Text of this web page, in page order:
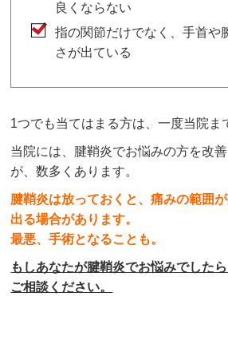
良くならない
指の関節だけでなく、手首や
さが出ている
1つでも当てはまる方は、一度当院ま
当院には、腱鞘炎でお悩みの方を改
が、数多くあります。
腱鞘炎は放っておくと、痛みの範囲
出る場合があります。
最悪、手術となることも。
もしあなたが腱鞘炎でお悩みでした
ご相談ください。